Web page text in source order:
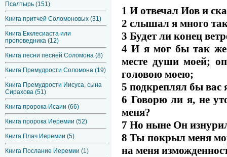
Псалтырь (151)
Книга притчей Соломоновых (31)
Книга Екклесиаста или
проповедника (12)
Книга песни песней Соломона (8)
Книга Премудрости Соломона (19)
Книга Премудрости Иисуса, сына
Сирахова (51)
Книга пророка Исаии (66)
Книга пророка Иеремии (52)
Книга Плач Иеремии (5)
Книга Послание Иеремии (1)
1 И отвечал Иов и
2 слышал я много
3 Будет ли конец
4 И я мог бы так
месте души моей;
головою моею;
5 подкреплял бы
6 Говорю ли я, не
меня?
7 Но ныне Он
8 Ты покрыл меня
на меня